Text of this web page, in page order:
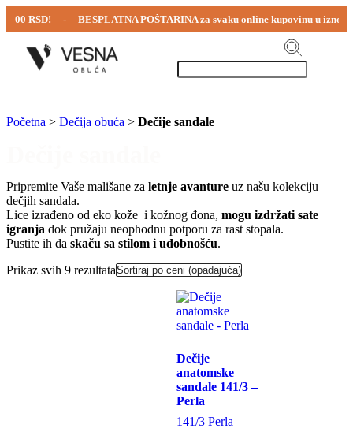
RSD! - BESPLATNA POŠTARINA za svaku online kupovinu u
Početna > Dečija obuća > Dečije sandale
Pripremite Vaše mališane za letnje avanture uz našu kolekciju
dečjih sandala.
Lice izrađeno od eko kože i kožnog đona, mogu izdržati sate
igranja dok pružaju neophodnu potporu za rast stopala.
Pustite ih da skaču sa stilom i udobnošću.
Prikaz svih 9 rezultata
Dečije
anatomske
sandale 141/3 –
Perla
141/3 Perla